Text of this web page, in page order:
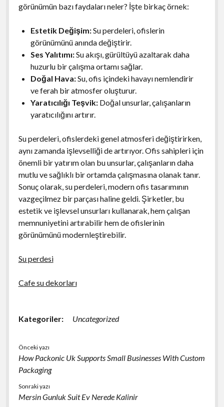
görünümün bazı faydaları neler? İşte birkaç örnek:
Estetik Değişim:Su perdeleri, ofislerin
görünümünü anında değiştirir.
Ses Yalıtımı:Su akışı, gürültüyü azaltarak daha
huzurlu bir çalışma ortamı sağlar.
Doğal Hava:Su, ofis içindeki havayı nemlendirir
ve ferah bir atmosfer oluşturur.
Yaratıcılığı Teşvik:Doğal unsurlar, çalışanların
yaratıcılığını artırır.
Su perdeleri, ofislerdeki genel atmosferi değiştirirken,
aynı zamanda işlevselliği de artırıyor. Ofis sahipleri için
önemli bir yatırım olan bu unsurlar, çalışanların daha
mutlu ve sağlıklı bir ortamda çalışmasına olanak tanır.
Sonuç olarak, su perdeleri, modern ofis tasarımının
vazgeçilmez bir parçası haline geldi. Şirketler, bu
estetik ve işlevsel unsurları kullanarak, hem çalışan
memnuniyetini artırabilir hem de ofislerinin
görünümünü modernleştirebilir.
Su perdesi
Cafe su dekorları
Kategoriler: Uncategorized
Önceki yazı
How Packonic Uk Supports Small Businesses With Custom
Packaging
Sonraki yazı
Mersin Gunluk Suit Ev Nerede Kalinir